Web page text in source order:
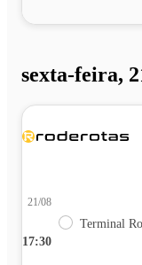
sexta-feira,
17:30
21/08
Terminal